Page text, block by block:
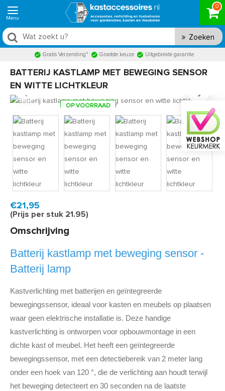
0
Zoeken
Gratis Verzending* Grootste keuze Uitgebreide garantie
BATTERIJ KASTLAMP MET BEWEGING SENSOR
EN WITTE LICHTKLEUR
OP VOORRAAD
Snel in huis, 1 á 2 werkdagen
€21,95
(Prijs per stuk 21.95)
Omschrijving
Batterij kastlamp met beweging sensor -
Batterij lamp
Kastverlichting met batterijen en geïntegreerde
bewegingssensor, ideaal voor kasten en meubels op plaatsen
waar geen elektrische installatie is. Deze handige
kastverlichting is ontworpen voor opbouwmontage in een
dichte kast of meubel. Het heeft een geïntegreerde
bewegingssensor, met een detectiebereik van 2 meter lang
onder een hoek van 120 °, die de verlichting aan houdt terwijl
het beweging detecteert en 30 seconden na de laatste